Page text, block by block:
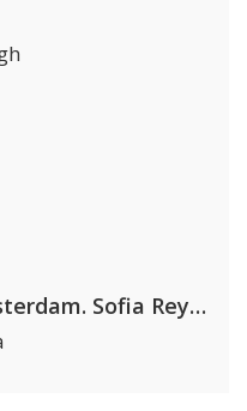
Kris Kross Amsterdam. Sofia Reyes & Tinie Tempah